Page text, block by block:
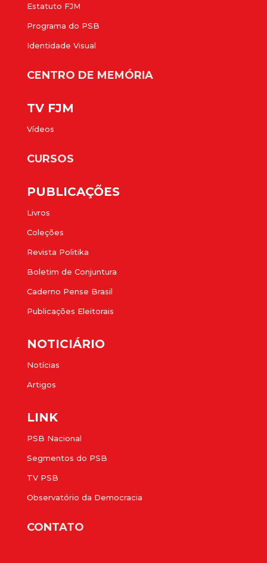
Estatuto FJM
Programa do PSB
Identidade Visual
CENTRO DE MEMÓRIA
TV FJM
Vídeos
CURSOS
PUBLICAÇÕES
Livros
Coleções
Revista Politika
Boletim de Conjuntura
Caderno Pense Brasil
Publicações Eleitorais
NOTICIÁRIO
Notícias
Artigos
LINK
PSB Nacional
Segmentos do PSB
TV PSB
Observatório da Democracia
CONTATO